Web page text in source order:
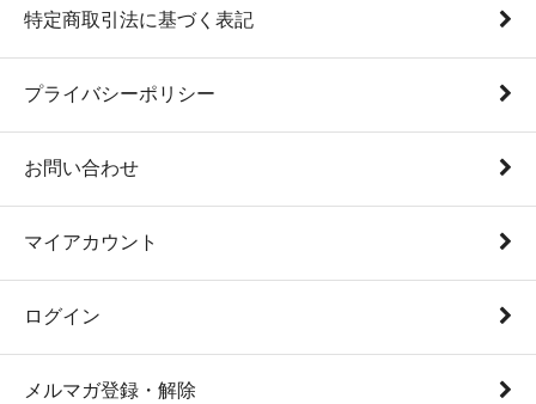
特定商取引法に基づく表記
プライバシーポリシー
お問い合わせ
マイアカウント
ログイン
メルマガ登録・解除